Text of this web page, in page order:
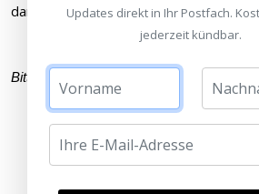
damit einverstanden.
Bitte füllen Sie alle Pflichtfelder ( *
Updates direkt in Ihr Postfach.
jederzeit kündbar.